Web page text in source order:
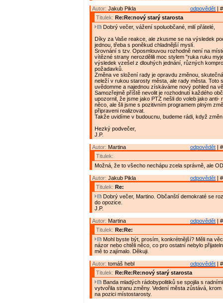
odpovědět |
Autor: Jakub Pikla
Titulek: Re:Re:nový starý starosta
Dobrý večer, vážení spoluobčané, milí přátelé,
Díky za Vaše reakce, ale zkusme se na výsledek
jednou, třeba s poněkud chladnější myslí.
Srovnání s tzv. Oposmlouvou rozhodně není na
vítězné strany nerozdělili moc stylem "ruka ruku
výsledek vzešel z dlouhých jednání, různých
požadavků.
Změna ve složení rady je opravdu změnou,
neleží v rukou starosty města, ale rady města. Toto
uvědomme a najednou získáváme nový pohled na
Samozřejmě příště nevolit je rozhodnutí každého
upozornil, že jsme jako PTZ nešli do voleb jako anti-
něco, ale šli jsme s pozitivním programem plným
připraveni realizovat.
Takže uvidíme v budoucnu, budeme rádi, když
Hezký podvečer,
J.P.
odpovědět |
Autor: Martina
Titulek:
Možná, že to všecho nechápu zcela správně, ale
odpovědět |
Autor: Jakub Pikla
Titulek: Re:
Dobrý večer, Martino. Občanští demokraté se
do opozice.
J.P.
odpovědět |
Autor: Martina
Titulek: Re:Re:
Mohl byste být, prosím, konkrétnější? Měli na
názor nebo chtěli něco, co pro ostatní nebylo
mě to zajímalo. Děkuji.
odpovědět |
Autor: tomáš hebl
Titulek: Re:Re:Re:nový starý starosta
Banda mladých rádobypolitiků se spojila s
vytvořila stranu změny. Vedení města zůstává,
na pozici místostarosty.